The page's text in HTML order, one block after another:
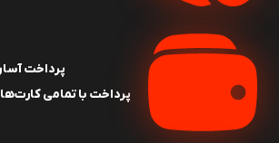
پرداخت
پرداخت با تمامی